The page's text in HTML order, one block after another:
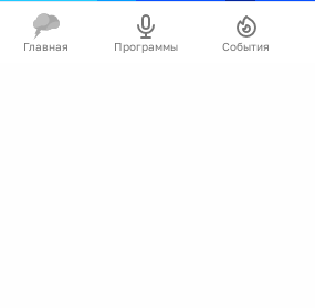
Главная Программы События